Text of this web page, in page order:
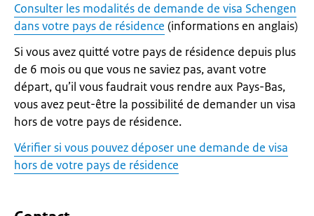
Consulter les modalités de demande de visa Schengen
dans votre pays de résidence (informations en anglais)
Si vous avez quitté votre pays de résidence depuis plus
de 6 mois ou que vous ne saviez pas, avant votre
départ, qu’il vous faudrait vous rendre aux Pays-Bas,
vous avez peut-être la possibilité de demander un visa
hors de votre pays de résidence.
Vérifier si vous pouvez déposer une demande de visa
hors de votre pays de résidence